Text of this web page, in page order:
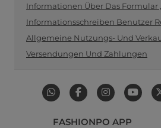
Informationen Über Das Formular
Informationsschreiben Benutzer
Allgemeine Nutzungs- Und
Versendungen Und Zahlungen
FASHIONPO APP